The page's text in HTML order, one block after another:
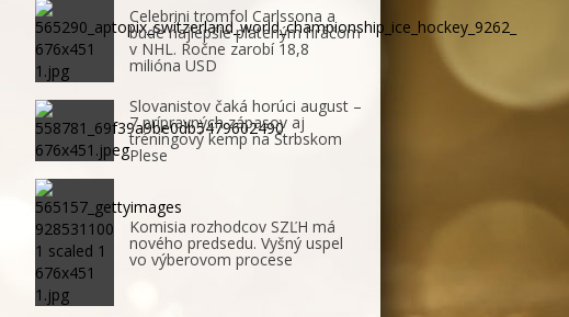
Celebrini tromfol Carlssona a
bude najlepšie plateným hráčom
v NHL. Ročne zarobí 18,8
milióna USD
Slovanistov čaká horúci august –
7 prípravných zápasov aj
tréningový kemp na Štrbskom
Plese
Komisia rozhodcov SZĽH má
nového predsedu. Vyšný uspel
vo výberovom procese